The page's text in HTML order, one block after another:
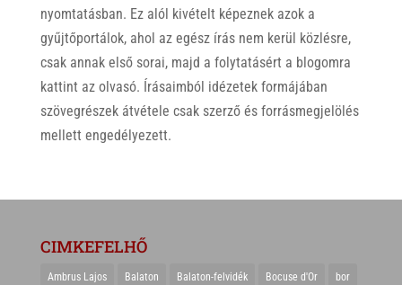
nyomtatásban. Ez alól kivételt képeznek azok a
gyűjtőportálok, ahol az egész írás nem kerül közlésre,
csak annak első sorai, majd a folytatásért a blogomra
kattint az olvasó. Írásaimból idézetek formájában
szövegrészek átvétele csak szerző és forrásmegjelölés
mellett engedélyezett.
CIMKEFELHŐ
Ambrus Lajos Balaton Balaton-felvidék Bocuse d'Or bor